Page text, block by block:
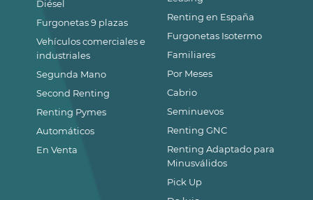
Diésel
Furgonetas 9 plazas
Vehículos comerciales e
industriales
Segunda Mano
Second Renting
Renting Pymes
Automáticos
En Venta
Renting en España
Furgonetas Isotermo
Familiares
Por Meses
Cabrio
Seminuevos
Renting GNC
Renting Adaptado para
Minusválidos
Pick Up